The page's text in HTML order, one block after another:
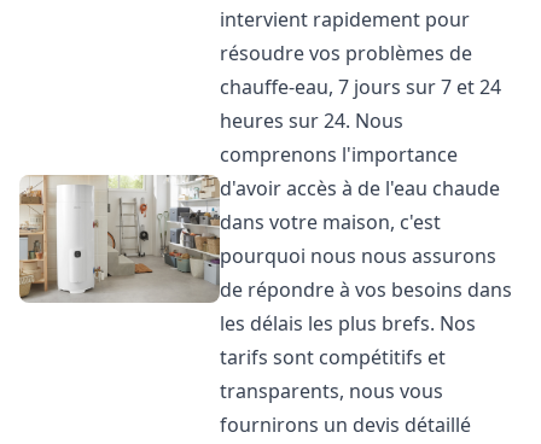
intervient rapidement pour
résoudre vos problèmes de
chauffe-eau, 7 jours sur 7 et 24
heures sur 24. Nous
comprenons l'importance
d'avoir accès à de l'eau chaude
dans votre maison, c'est
pourquoi nous nous assurons
de répondre à vos besoins dans
les délais les plus brefs. Nos
tarifs sont compétitifs et
transparents, nous vous
fournirons un devis détaillé